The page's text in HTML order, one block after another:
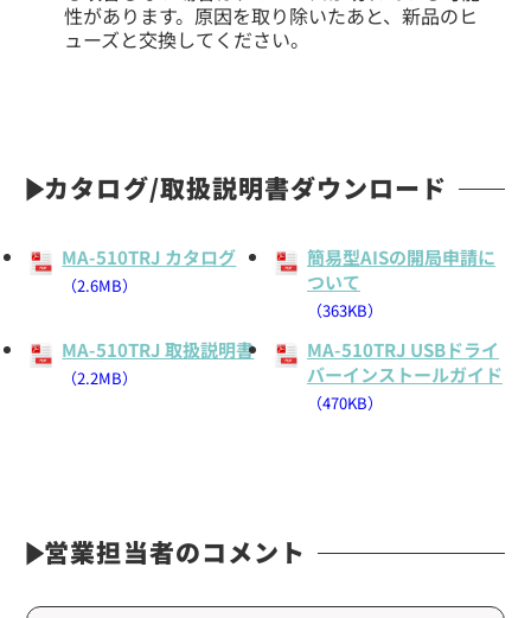
性があります。原因を取り除いたあと、新品のヒ
ューズと交換してください。
カタログ/取扱説明書ダウンロード
MA-510TRJ カタログ
（2.6MB）
簡易型AISの開局申請に
ついて
（363KB）
MA-510TRJ 取扱説明書
（2.2MB）
MA-510TRJ USBドライ
バーインストールガイド
（470KB）
営業担当者のコメント